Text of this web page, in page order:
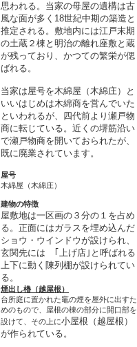
思われる。当家の母屋の遺構は古
風な面が多く18世紀中期の築造と
推定される。敷地内には江戸末期
の土蔵２棟と明治の離れ座敷と蔵
が残っており、かつての繁栄が偲
ばれる。
当家は屋号を木綿屋（木綿庄）と
いいはじめは木綿商を営んでいた
といわれるが、四代前より瀬戸物
商に転じている。近くの堺筋沿い
で瀬戸物商を開いておられたが、
既に廃業されています。
屋号
木綿屋（木綿庄）
建物の特徴
屋敷地は一区画の３分の１を占め
る。正面にはガラスを埋め込んだ
ショウ・ウインドウが設けられ、
玄関先には ｢上げ店｣と呼ばれる
上下に動く陳列棚が設けられてい
る。
煙出し櫓（越屋根）
台所庭に置かれた竈の煙を屋外に出すた
めのもので、屋根の棟の部分に開口部を
設けて、その上に小屋根（越屋根）
が作られている。